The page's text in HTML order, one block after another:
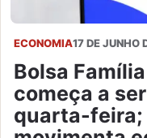
ECONOMIA17 DE JUNHO
Bolsa
começa a
quarta-